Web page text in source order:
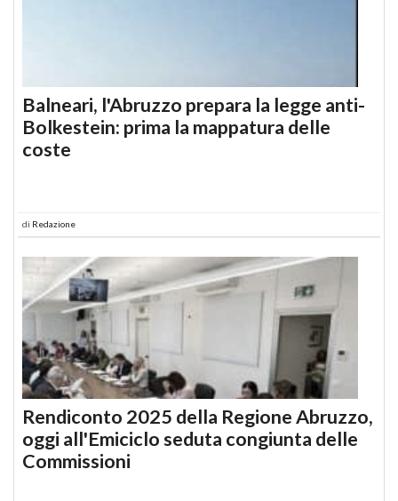
Balneari, l'Abruzzo prepara la legge anti-
Bolkestein: prima la mappatura delle
coste
di Redazione
Rendiconto 2025 della Regione Abruzzo,
oggi all'Emiciclo seduta congiunta delle
Commissioni